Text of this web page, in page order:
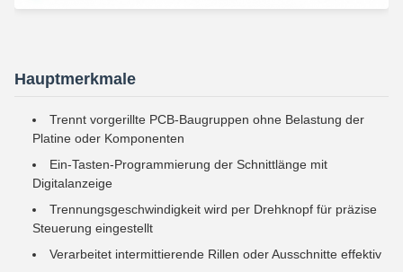
Hauptmerkmale
Trennt vorgerillte PCB-Baugruppen ohne Belastung der
Platine oder Komponenten
Ein-Tasten-Programmierung der Schnittlänge mit
Digitalanzeige
Trennungsgeschwindigkeit wird per Drehknopf für präzise
Steuerung eingestellt
Verarbeitet intermittierende Rillen oder Ausschnitte effektiv